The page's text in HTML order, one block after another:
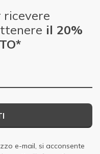
il 20%
e-mail, si acconsente